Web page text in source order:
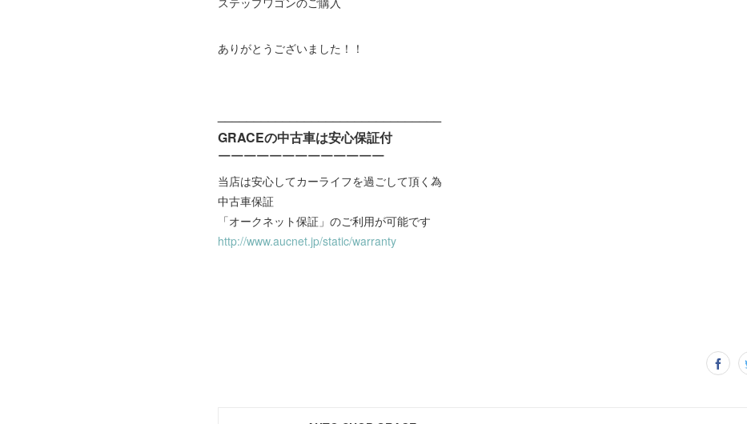
ありがとうございました！！
GRACEの中古車は安心保証付
￣￣￣￣￣￣￣￣￣￣￣￣￣
当店は安心してカーライフを過ごして頂く為
中古車保証
「オークネット保証」のご利用が可能です
http://www.aucnet.jp/static/warranty